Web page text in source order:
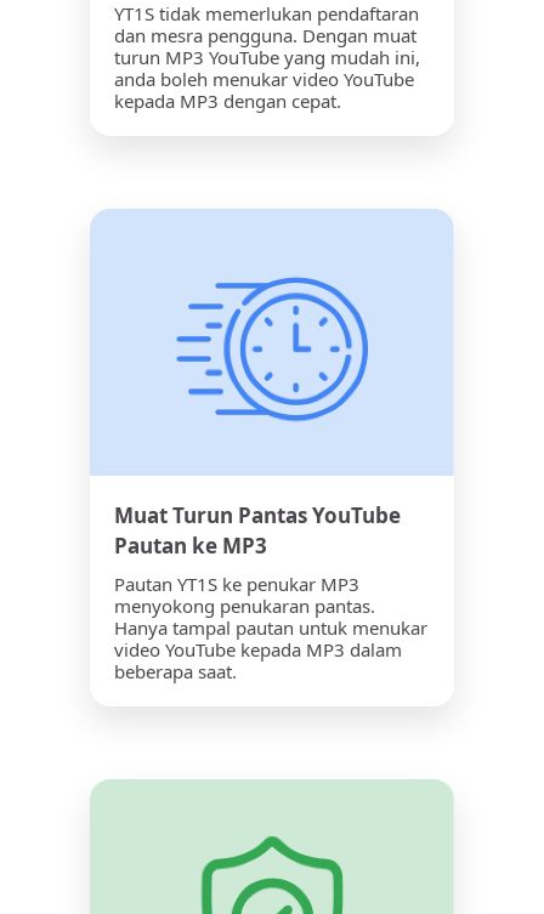
YT1S tidak memerlukan pendaftaran
dan mesra pengguna. Dengan muat
turun MP3 YouTube yang mudah ini,
anda boleh menukar video YouTube
kepada MP3 dengan cepat.
Muat Turun Pantas YouTube
Pautan ke MP3
Pautan YT1S ke penukar MP3
menyokong penukaran pantas.
Hanya tampal pautan untuk menukar
video YouTube kepada MP3 dalam
beberapa saat.